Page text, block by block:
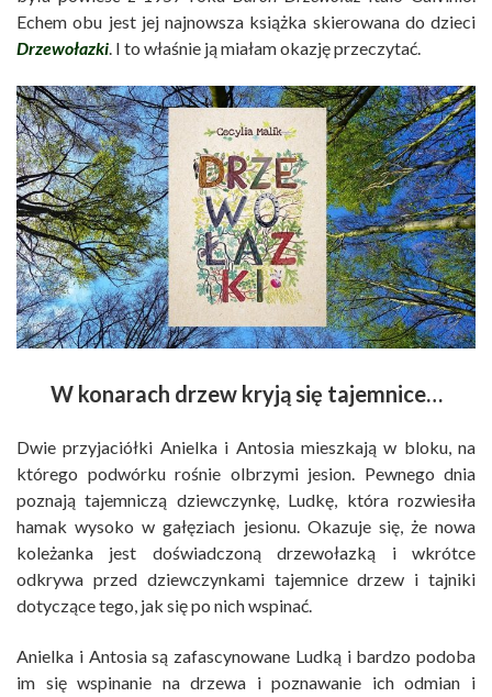
Echem obu jest jej najnowsza książka skierowana do dzieci
Drzewołazki. I to właśnie ją miałam okazję przeczytać.
W konarach drzew kryją się tajemnice…
Dwie przyjaciółki Anielka i Antosia mieszkają w bloku, na
którego podwórku rośnie olbrzymi jesion. Pewnego dnia
poznają tajemniczą dziewczynkę, Ludkę, która rozwiesiła
hamak wysoko w gałęziach jesionu. Okazuje się, że nowa
koleżanka jest doświadczoną drzewołazką i wkrótce
odkrywa przed dziewczynkami tajemnice drzew i tajniki
dotyczące tego, jak się po nich wspinać.
Anielka i Antosia są zafascynowane Ludką i bardzo podoba
im się wspinanie na drzewa i poznawanie ich odmian i